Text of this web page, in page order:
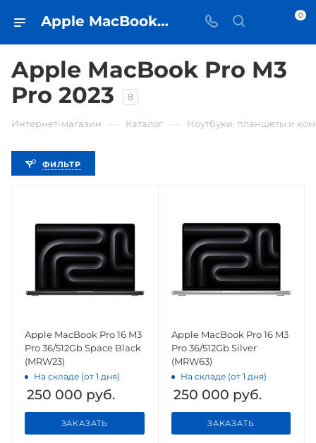
Apple MacBook Pro M3 Pro 2023 • купить в Самаре по низкой цене - iЧехол 0
Apple MacBook Pro M3
Pro 2023
8
Интернет-магазин Каталог Ноутбуки, планшеты и
ФИЛЬТР
Apple MacBook Pro 16 M3
Pro 36/512Gb Space Black
(MRW23)
На складе (от 1 дня)
250 000 руб.
ЗАКАЗАТЬ
Apple MacBook Pro 16 M3
Pro 36/512Gb Silver
(MRW63)
На складе (от 1 дня)
250 000 руб.
ЗАКАЗАТЬ